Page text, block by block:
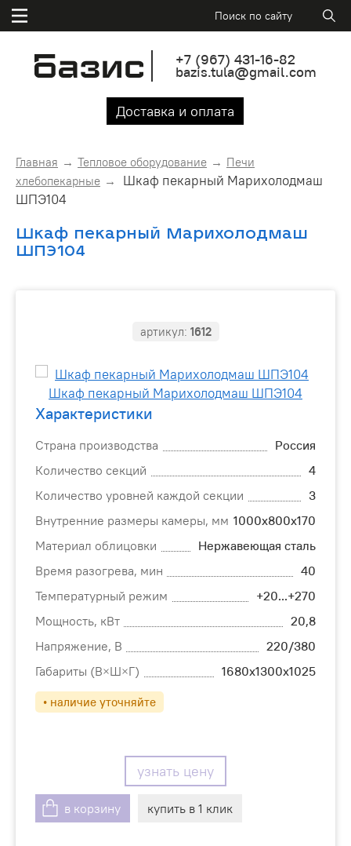
+7 (967) 431-16-82
bazis.tula@gmail.com
Доставка и оплата
Главная Тепловое оборудование
Печи
хлебопекарные
Шкаф пекарный Марихолодмаш
ШПЭ104
Шкаф пекарный Марихолодмаш
ШПЭ104
артикул: 1612
Характеристики
Страна производства
Россия
Количество секций
4
Количество уровней каждой секции
3
Внутренние размеры камеры, мм 1000х800х170
Материал облицовки
Нержавеющая сталь
Время разогрева, мин
40
Температурный режим
+20...+270
Мощность, кВт
20,8
Напряжение, В
220/380
Габариты (В×Ш×Г)
1680х1300х1025
• наличие уточняйте
узнать цену
в корзину купить в 1 клик